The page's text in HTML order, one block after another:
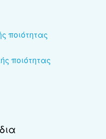
ποιότητας
ποιότητας